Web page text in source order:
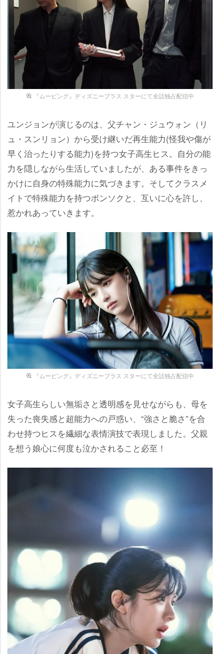
『ムービング』ディズニープラス スターにて全話独占配信中
ユンジョンが演じるのは、父チャン・ジュウォン（リ
ュ・スンリョン）から受け継いだ再生能力(怪我や傷が
早く治ったりする能力)を持つ女子高生ヒス。自分の能
力を隠しながら生活していましたが、ある事件をきっ
かけに自身の特殊能力に気づきます。そしてクラスメ
イトで特殊能力を持つボンソクと、互いに心を許し、
惹かれあっていきます。
『ムービング』ディズニープラス スターにて全話独占配信中
女子高生らしい無垢さと透明感を見せながらも、母を
失った喪失感と超能力への戸惑い、“強さと脆さ”を合
わせ持つヒスを繊細な表情演技で表現しました。父親
を想う娘心に何度も泣かされること必至！